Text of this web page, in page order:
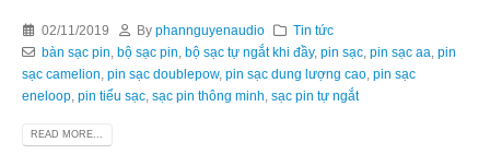
02/11/2019 Byphannguyenaudio
Tin tức
bàn sạc pin bộ sạc pin bộ sạc tự ngắt khi đầy, pin sạc, pin sạc aa pin
sạc camelion pin sạc doublepow, pin sạc dung lượng cao pin sạc
eneloop pin tiểu sạc sạc pin thông minh sạc pin tự ngắt
READ MORE...